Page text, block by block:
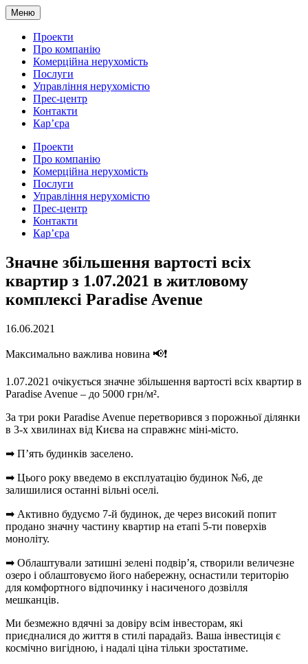
Меню
Проекти
Про компанію
Комерційна нерухомість
Послуги
Управління нерухомістю
Прес-центр
Контакти
Кар’єра
Проекти
Про компанію
Комерційна нерухомість
Послуги
Управління нерухомістю
Прес-центр
Контакти
Кар’єра
Значне збільшення вартості всіх
квартир з 1.07.2021 в житловому
комплексі Paradise Avenue
16.06.2021
Максимально важлива новина 📢❗
1.07.2021 очікується значне збільшення вартості всіх квартир в
Paradise Avenue – до 5000 грн/м².
За три роки Paradise Avenue перетворився з порожньої ділянки
в 3-х хвилинах від Києва на справжнє міні-місто.
➡ П’ять будинків заселено.
➡ Цього року введемо в експлуатацію будинок №6, де
залишилися останні вільні оселі.
➡ Активно будуємо 7-й будинок, де через високий попит
продано значну частину квартир на етапі 5-ти поверхів
моноліту.
➡ Облаштували затишні зелені подвір’я, створили величезне
озеро і облаштовуємо його набережну, оснастили територію
для комфортного відпочинку і насиченого дозвілля
мешканців.
Ми безмежно вдячні за довіру всім інвесторам, які
приєдналися до життя в стилі парадайз. Ваша інвестиція є
космічно вигідною, і надалі ціна тільки зростатиме.